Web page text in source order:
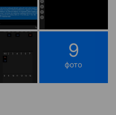
9
фото